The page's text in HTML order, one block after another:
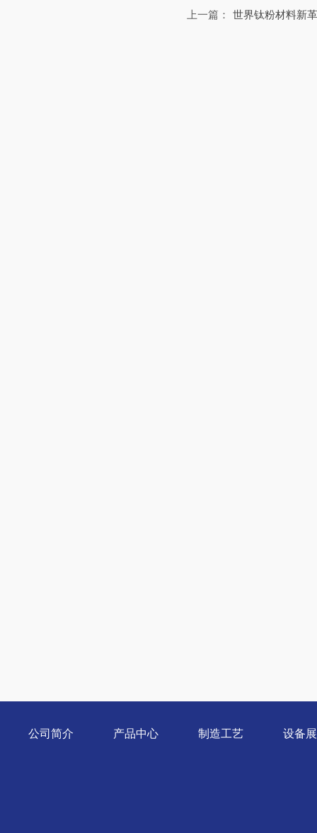
上一篇： 世界钛粉材料新
公司简介 产品中心 制造工艺 设备